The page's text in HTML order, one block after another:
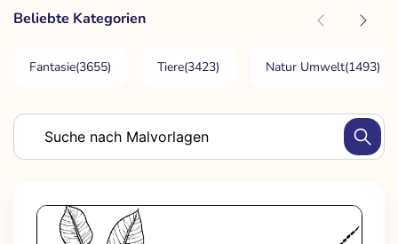
Beliebte Kategorien
Fantasie(3655) Tiere(3423) Natur Umwelt(1493)